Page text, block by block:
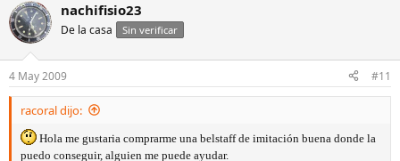
nachifisio23
De la casa Sin verificar
4 May 2009 #11
racoral dijo:
Hola me gustaria comprarme una belstaff de imitación buena donde la
puedo conseguir, alguien me puede ayudar.